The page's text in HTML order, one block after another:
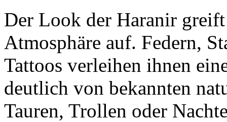
Der Look der Haranir
Atmosphäre auf. Federn,
Tattoos verleihen ihnen
deutlich von bekannten
Tauren, Trollen oder